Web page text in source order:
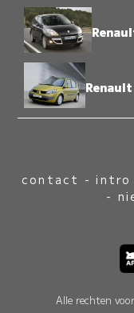
contact -intro
-
Alle rechten